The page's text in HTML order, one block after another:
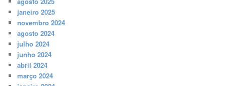
janeiro 2025
novembro 2024
agosto 2024
julho 2024
junho 2024
abril 2024
março 2024